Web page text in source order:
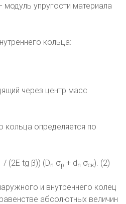
упругости материала
кольца:
через центр масс
определяется по
/ (2E tg β)) (Dn σp + dn σск). (2)
и внутреннего колец
абсолютных величин